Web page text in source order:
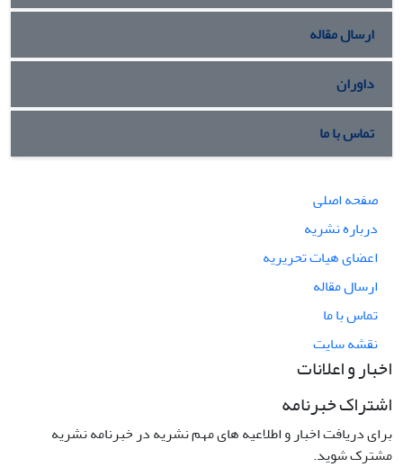
ارسال مقاله
داوران
تماس با ما
صفحه اصلی
درباره نشریه
اعضای هیات تحریریه
ارسال مقاله
تماس با ما
نقشه سایت
اخبار و اعلانات
اشتراک خبرنامه
برای دریافت اخبار و اطلاعیه های مهم نشریه در خبرنامه نشریه
مشترک شوید.